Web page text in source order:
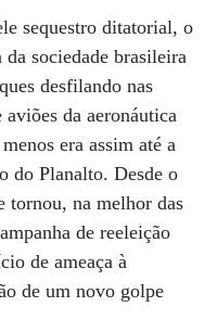
sequestro ditatorial, o
sociedade brasileira
desfilando nas
da aeronáutica
era assim até a
do Planalto. Desde o
tornou, na melhor das
de reeleição
de ameaça à
de um novo golpe